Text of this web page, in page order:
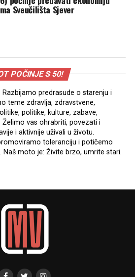
Sveučilišta Sjever
POČINJE S 50!
predrasude o starenju i
teme zdravlja, zdravstvene,
politike, kulture, zabave,
vas ohrabriti, povezati i
i aktivnije uživali u životu.
toleranciju i potičemo
Naš moto je: Živite brzo, umrite stari.